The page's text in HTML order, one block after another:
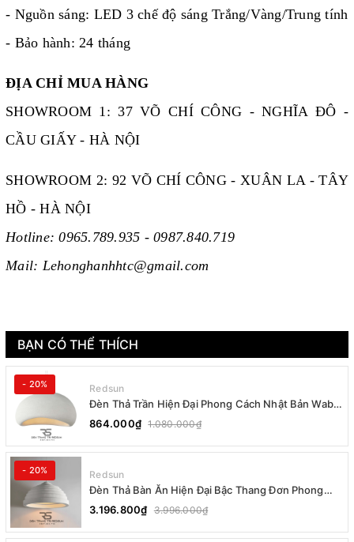
- Nguồn sáng: LED 3 chế độ sáng Trắng/Vàng/Trung tính
- Bảo hành: 24 tháng
ĐỊA CHỈ MUA HÀNG
SHOWROOM 1: 37 VÕ CHÍ CÔNG - NGHĨA ĐÔ -
CẦU GIẤY - HÀ NỘI
SHOWROOM 2: 92 VÕ CHÍ CÔNG - XUÂN LA - TÂY
HỒ - HÀ NỘI
Hotline: 0965.789.935 - 0987.840.719
Mail: Lehonghanhhtc@gmail.com
BẠN CÓ THỂ THÍCH
- 20% Redsun
Đèn Thả Trần Hiện Đại Phong Cách Nhật Bản Wabi-
sabi CDT-T036 Dáng B
864.000₫ 1.080.000₫
- 20% Redsun
Đèn Thả Bàn Ăn Hiện Đại Bậc Thang Đơn Phong
Cách Nhật Bản Wabi-sabi DC-T078B
3.196.800₫ 3.996.000₫